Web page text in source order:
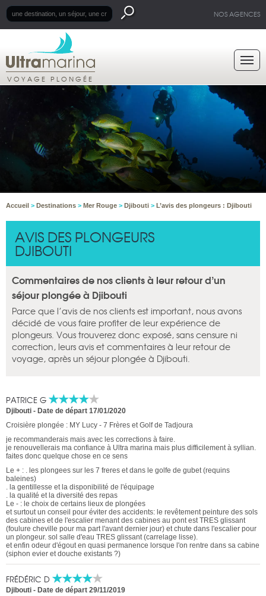
NOS AGENCES
VOYAGE PLONGÉE
Accueil > Destinations > Mer Rouge > Djibouti > L’avis des plongeurs : Djibouti
AVIS DES PLONGEURS
DJIBOUTI
Commentaires de nos clients à leur retour d’un
séjour plongée à Djibouti
Parce que l’avis de nos clients est important, nous avons
décidé de vous faire profiter de leur expérience de
plongeurs. Vous trouverez donc exposé, sans censure ni
correction, leurs avis et commentaires à leur retour de
voyage, après un séjour plongée à Djibouti.
PATRICE G
Djibouti - Date de départ 17/01/2020
Croisière plongée : MY Lucy - 7 Frères et Golf de Tadjoura
je recommanderais mais avec les corrections à faire.
je renouvellerais ma confiance à Ultra marina mais plus difficilement à syllian.
faites donc quelque chose en ce sens
Le + : . les plongees sur les 7 freres et dans le golfe de gubet (requins
baleines)
. la gentillesse et la disponibilité de l'équipage
. la qualité et la diversité des repas
Le - : le choix de certains lieux de plongées
et surtout un conseil pour éviter des accidents: le revêtement peinture des sols
des cabines et de l'escalier menant des cabines au pont est TRES glissant
(foulure cheville pour ma part l'avant dernier jour) et chute dans l'escalier pour
un plongeur. sol salle d'eau TRES glissant (carrelage lisse).
et enfin odeur d'égout en quasi permanence lorsque l'on rentre dans sa cabine
(siphon evier et douche existants ?)
FRÉDÉRIC D
Djibouti - Date de départ 29/11/2019